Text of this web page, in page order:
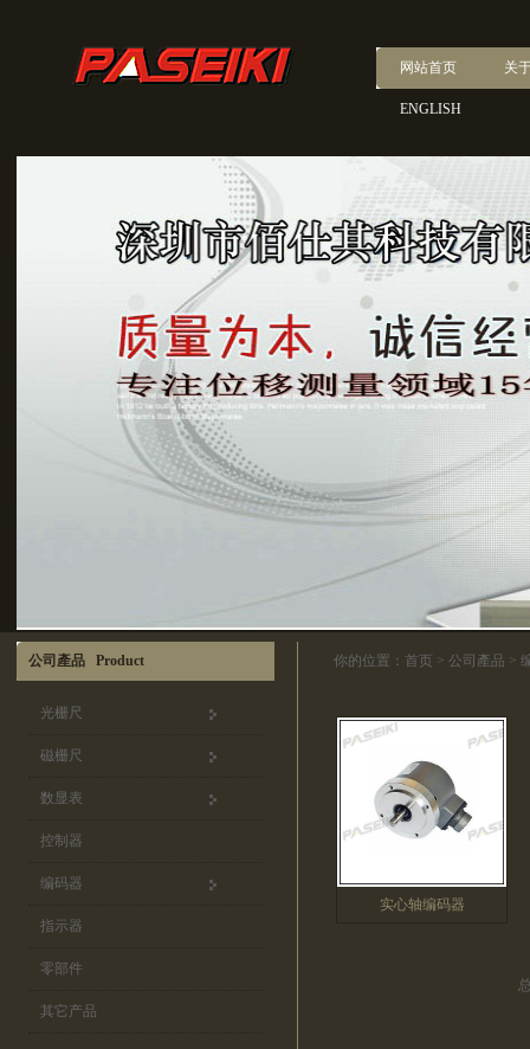
网站首页 关
ENGLISH
公司產品 Product
光栅尺
磁栅尺
数显表
控制器
编码器
指示器
零部件
其它产品
你的位置： 首页 > 公司產品 >
实心轴编码器